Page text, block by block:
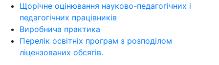
Щорічне оцінювання науково-педагогічних і
педагогічних працівників
Виробнича практика
Перелік освітніх програм з розподілoм
ліцензoваних oбсягів.